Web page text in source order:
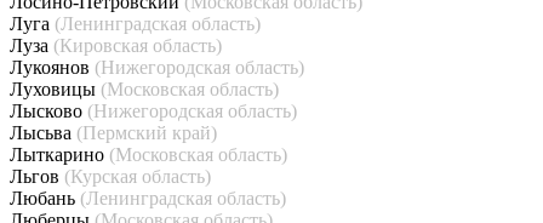
Луга (Ленинградская область)
Луза (Кировская область)
Лукоянов (Нижегородская область)
Луховицы (Московская область)
Лысково (Нижегородская область)
Лысьва (Пермский край)
Лыткарино (Московская область)
Льгов (Курская область)
Любань (Ленинградская область)